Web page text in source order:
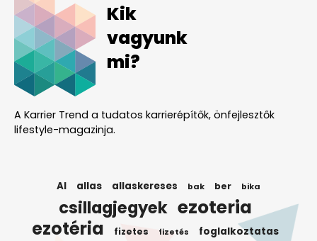
Kik
vagyunk
mi?
A Karrier Trend a tudatos karrierépítők, önfejlesztők
lifestyle-magazinja.
AI allas allaskereses bak ber bika
csillagjegyek ezoteria
ezotéria fizetes fizetés foglalkoztatas